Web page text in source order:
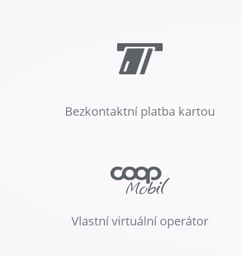
Bezkontaktní platba kartou
Vlastní virtuální operátor